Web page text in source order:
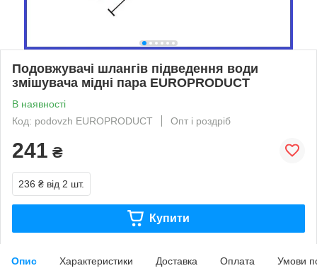
Подовжувачі шлангів підведення води
змішувача мідні пара EUROPRODUCT
В наявності
Код: podovzh EUROPRODUCT
Опт і роздріб
241 ₴
236 ₴ від 2 шт.
Купити
Опис Характеристики Доставка Оплата Умови